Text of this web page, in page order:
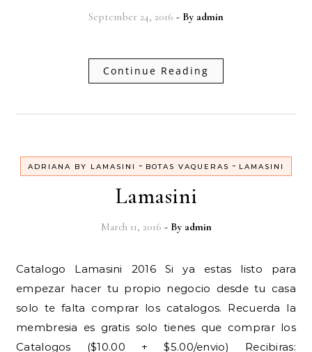
September 24, 2016 - By admin
Continue Reading
ADRIANA BY LAMASINI - BOTAS VAQUERAS - LAMASINI
Lamasini
March 11, 2016 - By admin
Catalogo Lamasini 2016 Si ya estas listo para
empezar hacer tu propio negocio desde tu casa
solo te falta comprar los catalogos. Recuerda la
membresia es gratis solo tienes que comprar los
Catalogos ($10.00 + $5.00/envio) Recibiras: